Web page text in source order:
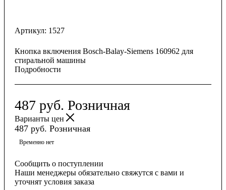
Артикул: 1527
Кнопка включения Bosch-Balay-Siemens 160962 для
стиральной машины
Подробности
487 руб. Розничная
Варианты цен
487 руб. Розничная
Временно нет
Сообщить о поступлении
Наши менеджеры обязательно свяжутся с вами и
уточнят условия заказа